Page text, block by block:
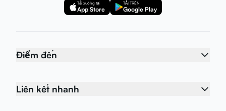
Tải xuống tại
App Store
TẢI TRÊN
Google Play
Điểm đến
Liên kết nhanh